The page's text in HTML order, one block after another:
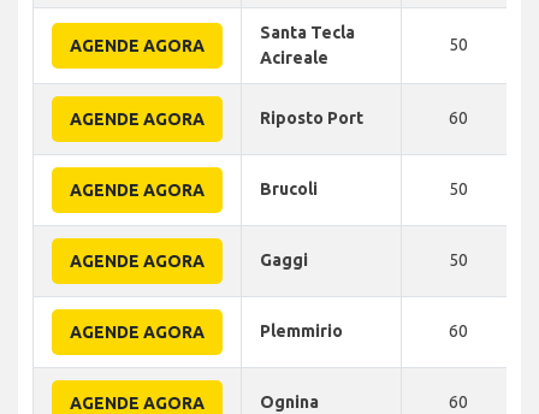
AGENDE AGORA
Santa Tecla
Acireale
50
AGENDE AGORA Riposto Port 60
AGENDE AGORA Brucoli 50
AGENDE AGORA Gaggi 50
AGENDE AGORA Plemmirio 60
AGENDE AGORA Ognina 60